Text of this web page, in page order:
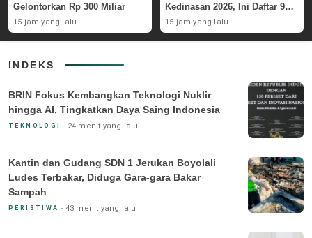
Gelontorkan Rp 300 Miliar
15 jam yang lalu
Kedinasan 2026, Ini Daftar 9
Instansinya
15 jam yang lalu
INDEKS
BRIN Fokus Kembangkan Teknologi Nuklir
hingga AI, Tingkatkan Daya Saing Indonesia
TEKNOLOGI 24 menit yang lalu
Kantin dan Gudang SDN 1 Jerukan Boyolali
Ludes Terbakar, Diduga Gara-gara Bakar
Sampah
PERISTIWA 43 menit yang lalu